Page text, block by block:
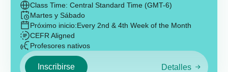
Class Time: Central Standard Time (GMT-6)
Martes y Sábado
Próximo inicio:Every 2nd & 4th Week of the Month
CEFR Aligned
Profesores nativos
Inscribirse Detalles